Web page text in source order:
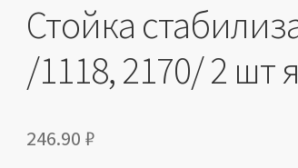
Стойка
/1118, 2170/ 2 шт
246.90 ₽